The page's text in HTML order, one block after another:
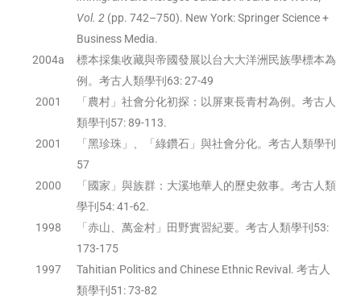
Vol. 2 (pp. 742–750). New York: Springer Science +
Business Media.
2004a
標本採集收藏與帝國發展以台大大洋洲民族學標本為
例。考古人類學刊63: 27-49
2001
「農村」社會分化初探：以屏東長青村為例。考古人
類學刊57: 89-113.
2001
「黑珍珠」、「綠鑽石」與社會分化。考古人類學刊
57
2000
「國家」與族群：大溪地華人的歷史敘事。考古人類
學刊54: 41-62.
1998
「赤山、萬金村」田野實習紀要。考古人類學刊53:
173-175
1997
Tahitian Politics and Chinese Ethnic Revival. 考古人
類學刊51: 73-82